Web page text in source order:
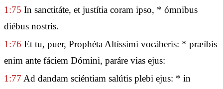
1:75 In sanctitáte, et justítia coram ipso, * ómnibus
diébus nostris.
1:76 Et tu, puer, Prophéta Altíssimi vocáberis: * præíbis
enim ante fáciem Dómini, paráre vias ejus:
1:77 Ad dandam sciéntiam salútis plebi ejus: * in